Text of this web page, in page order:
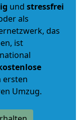
und stressfrei
als
das
ist
ersten
Umzug.